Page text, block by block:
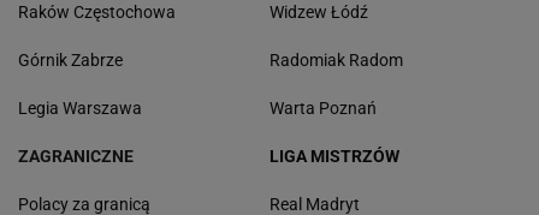
Raków Częstochowa
Górnik Zabrze
Legia Warszawa
Widzew Łódź
Radomiak Radom
Warta Poznań
ZAGRANICZNE
Polacy za granicą
LIGA MISTRZÓW
Real Madryt